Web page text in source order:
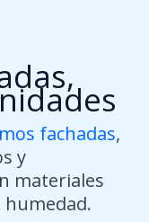
fachadas,
y
materiales